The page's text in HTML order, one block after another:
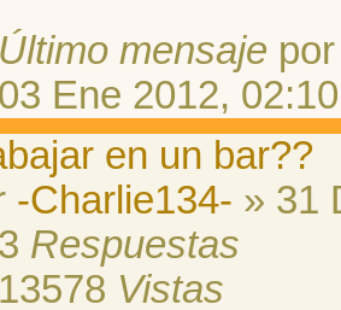
Último mensaje
03 Ene 2012, 02:10
en un bar??
-Charlie134- » 31
3 Respuestas
13578 Vistas